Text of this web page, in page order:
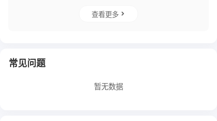
查看更多
常见问题
暂无数据